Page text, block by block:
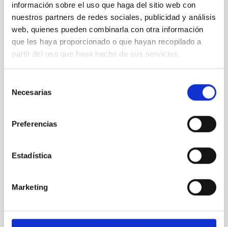
información sobre el uso que haga del sitio web con
nuestros partners de redes sociales, publicidad y análisis
web, quienes pueden combinarla con otra información
que les haya proporcionado o que hayan recopilado a
partir del uso que haya hecho de sus servicios.
Necesarias
Preferencias
Estadística
Marketing